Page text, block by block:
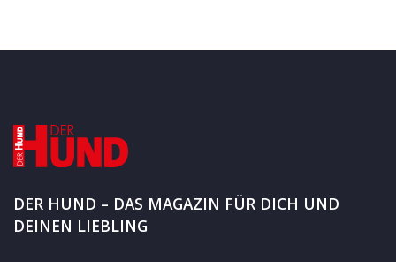
DER HUND – DAS MAGAZIN FÜR DICH UND
DEINEN LIEBLING